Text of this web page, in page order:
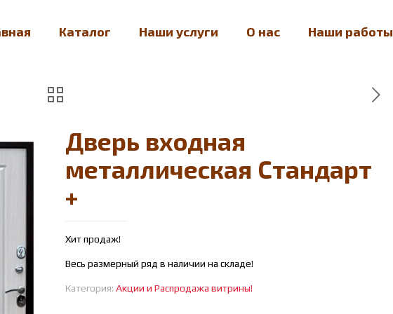
Каталог Наши услуги О нас Наши работы
Дверь входная
металлическая Стандарт
+
Хит продаж!
Весь размерный ряд в наличии на складе!
Категория:Акции и Распродажа витрины!